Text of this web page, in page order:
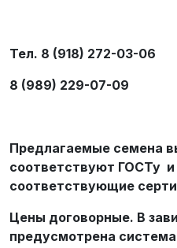
Тел. 8 (918) 272-03-06
8 (989) 229-07-09
Предлагаемые семена
соответствуют ГОСТу
соответствующие
Цены договорные. В
предусмотрена